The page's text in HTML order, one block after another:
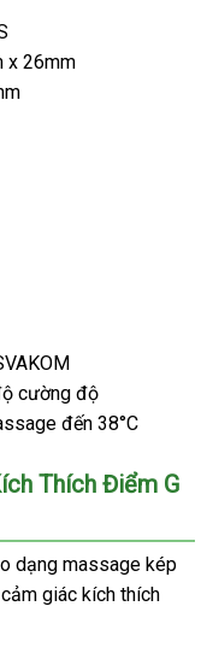
x 26mm
cường độ
đến 38°C
Thích Điểm G
dạng massage kép
giác kích thích